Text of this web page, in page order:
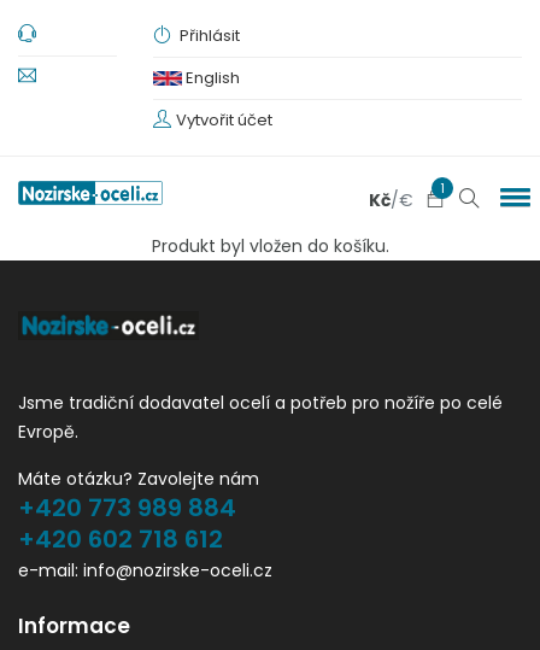
Přihlásit
English
Vytvořit účet
Kč/€ 1
Produkt byl vložen do košíku.
Jsme tradiční dodavatel ocelí a potřeb pro nožíře po celé
Evropě.
Máte otázku? Zavolejte nám
+420 773 989 884
+420 602 718 612
e-mail: info@nozirske-oceli.cz
Informace